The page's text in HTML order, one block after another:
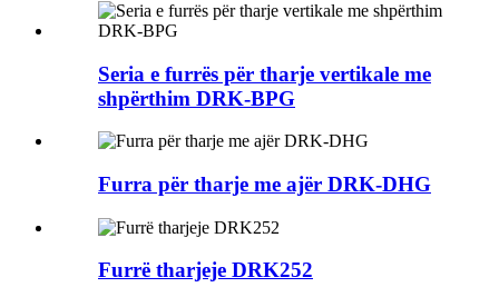
Seria e furrës për tharje vertikale me
shpërthim DRK-BPG
Furra për tharje me ajër DRK-DHG
Furrë tharjeje DRK252